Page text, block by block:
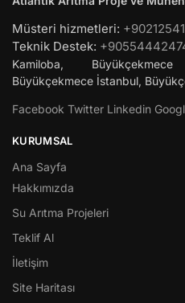
Müsteri hizmetleri:
Teknik Destek:
Kamiloba,
Büyükçekmece İstanbul,
Facebook Twitter Linkedin
KURUMSAL
Ana Sayfa
Hakkımızda
Su Arıtma Projeleri
Teklif Al
İletişim
Site Haritası